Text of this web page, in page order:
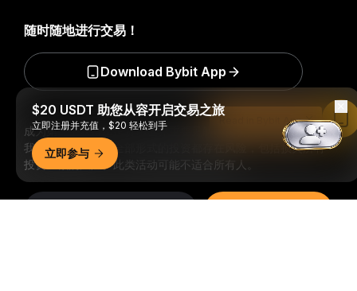
成为第一个获得加密货币世界重要见解和分析的人：立即申购
我们的时事通讯。 全部形式的投资都存在风险，包括损失所有
投资金额的风险。此类活动可能不适合所有人。
随时随地进行交易！
Download Bybit App
$20 USDT 助您从容开启交易之旅
立即注册并充值，$20 轻松到手
立即参与
Read in Bybit App